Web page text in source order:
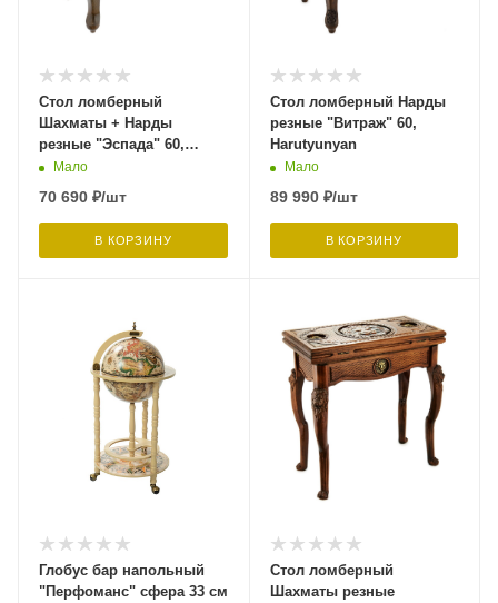
Стол ломберный
Шахматы + Нарды
резные "Эспада" 60,
Harutyunyan
Мало
70 690 ₽/шт
В КОРЗИНУ
Стол ломберный Нарды
резные "Витраж" 60,
Harutyunyan
Мало
89 990₽/шт
В КОРЗИНУ
Глобус бар напольный
"Перфоманс" сфера 33 см
Стол ломберный
Шахматы резные